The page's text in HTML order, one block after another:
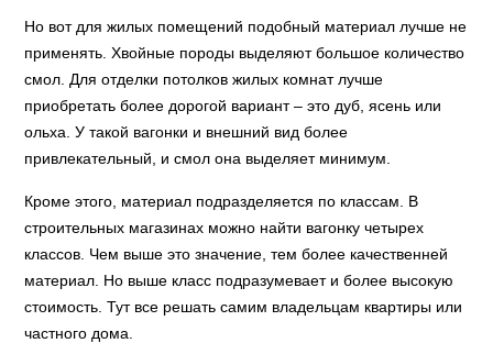
Но вот для жилых помещений подобный материал лучше не
применять. Хвойные породы выделяют большое количество
смол. Для отделки потолков жилых комнат лучше
приобретать более дорогой вариант – это дуб, ясень или
ольха. У такой вагонки и внешний вид более
привлекательный, и смол она выделяет минимум.
Кроме этого, материал подразделяется по классам. В
строительных магазинах можно найти вагонку четырех
классов. Чем выше это значение, тем более качественней
материал. Но выше класс подразумевает и более высокую
стоимость. Тут все решать самим владельцам квартиры или
частного дома.